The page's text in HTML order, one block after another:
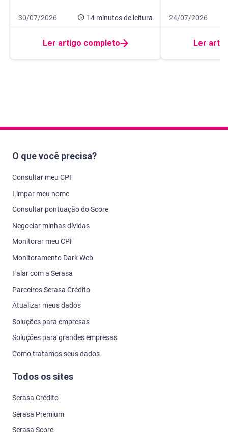
Data de publicação 30 de julho de 2026
30/07/2026 14 minutosde leitura
14 minutos de leitura
Ler artigo completo
Data de
24/07/2026
9 minutos de
Ler
O que você precisa?
Consultar meu CPF
Limpar meu nome
Consultar pontuação do Score
Negociar minhas dívidas
Monitorar meu CPF
Monitoramento Dark Web
Falar com a Serasa
Parceiros Serasa Crédito
Atualizar meus dados
Soluções para empresas
Soluções para grandes empresas
Como tratamos seus dados
Todos os sites
Serasa Crédito
Serasa Premium
Serasa Score